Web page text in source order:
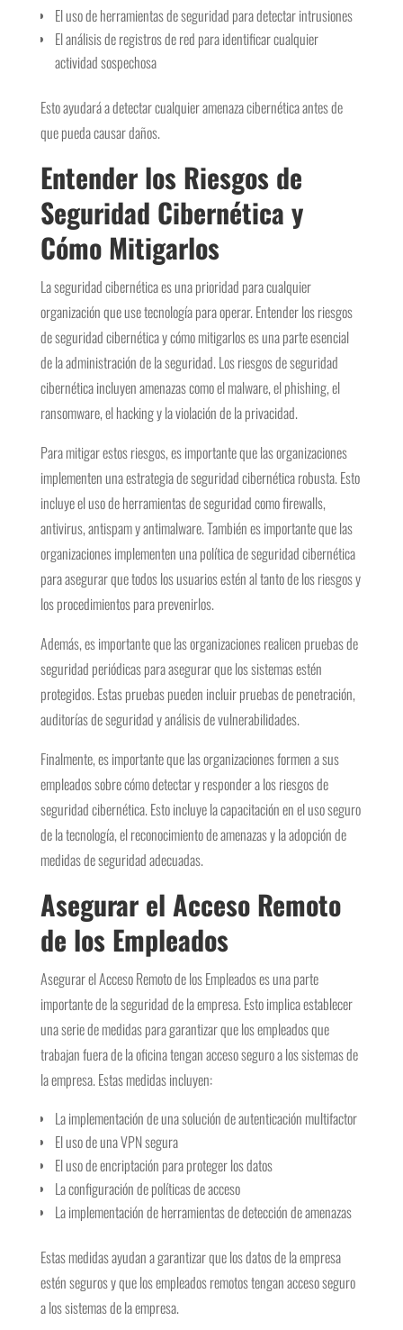
El uso de herramientas de seguridad para detectar intrusiones
El análisis de registros de red para identificar cualquier
actividad sospechosa
Esto ayudará a detectar cualquier amenaza cibernética antes de
que pueda causar daños.
Entender los Riesgos de
Seguridad Cibernética y
Cómo Mitigarlos
La seguridad cibernética es una prioridad para cualquier
organización que use tecnología para operar. Entender los riesgos
de seguridad cibernética y cómo mitigarlos es una parte esencial
de la administración de la seguridad. Los riesgos de seguridad
cibernética incluyen amenazas como el malware, el phishing, el
ransomware, el hacking y la violación de la privacidad.
Para mitigar estos riesgos, es importante que las organizaciones
implementen una estrategia de seguridad cibernética robusta. Esto
incluye el uso de herramientas de seguridad como firewalls,
antivirus, antispam y antimalware. También es importante que las
organizaciones implementen una política de seguridad cibernética
para asegurar que todos los usuarios estén al tanto de los riesgos y
los procedimientos para prevenirlos.
Además, es importante que las organizaciones realicen pruebas de
seguridad periódicas para asegurar que los sistemas estén
protegidos. Estas pruebas pueden incluir pruebas de penetración,
auditorías de seguridad y análisis de vulnerabilidades.
Finalmente, es importante que las organizaciones formen a sus
empleados sobre cómo detectar y responder a los riesgos de
seguridad cibernética. Esto incluye la capacitación en el uso seguro
de la tecnología, el reconocimiento de amenazas y la adopción de
medidas de seguridad adecuadas.
Asegurar el Acceso Remoto
de los Empleados
Asegurar el Acceso Remoto de los Empleados es una parte
importante de la seguridad de la empresa. Esto implica establecer
una serie de medidas para garantizar que los empleados que
trabajan fuera de la oficina tengan acceso seguro a los sistemas de
la empresa. Estas medidas incluyen:
La implementación de una solución de autenticación multifactor
El uso de una VPN segura
El uso de encriptación para proteger los datos
La configuración de políticas de acceso
La implementación de herramientas de detección de amenazas
Estas medidas ayudan a garantizar que los datos de la empresa
estén seguros y que los empleados remotos tengan acceso seguro
a los sistemas de la empresa.